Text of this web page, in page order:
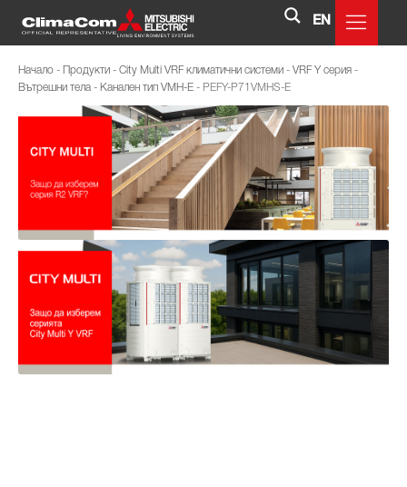
EN
Начало - Продукти - City Multi VRF климатични системи - VRF Y серия -
Вътрешни тела - Канален тип VMH-E - PEFY-P71VMHS-E